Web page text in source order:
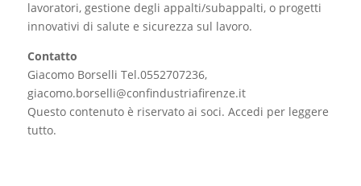
lavoratori, gestione degli appalti/subappalti, o progetti
innovativi di salute e sicurezza sul lavoro.
Contatto
Giacomo Borselli Tel.0552707236,
giacomo.borselli@confindustriafirenze.it
Questo contenuto è riservato ai soci. Accedi per leggere
tutto.